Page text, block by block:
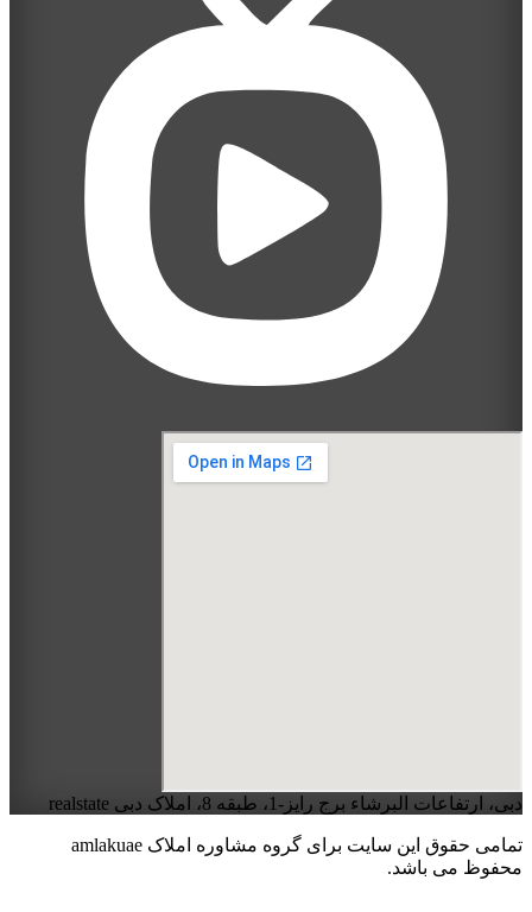
دبی، ارتفاعات البرشاء برج رایز-1، طبقه 8، املاک دبی realstate
تمامی حقوق این سایت برای گروه مشاوره املاک amlakuae
محفوظ می باشد.